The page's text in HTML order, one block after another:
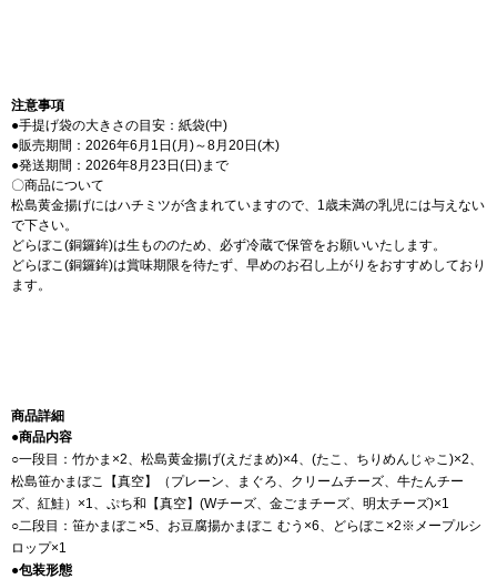
注意事項
●手提げ袋の大きさの目安：紙袋(中)
●販売期間：2026年6月1日(月)～8月20日(木)
●発送期間：2026年8月23日(日)まで
〇商品について
松島黄金揚げにはハチミツが含まれていますので、1歳未満の乳児には与えない
で下さい。
どらぼこ(銅鑼鉾)は生もののため、必ず冷蔵で保管をお願いいたします。
どらぼこ(銅鑼鉾)は賞味期限を待たず、早めのお召し上がりをおすすめしており
ます。
商品詳細
●商品内容
○一段目：竹かま×2、松島黄金揚げ(えだまめ)×4、(たこ、ちりめんじゃこ)×2、
松島笹かまぼこ【真空】（プレーン、まぐろ、クリームチーズ、牛たんチー
ズ、紅鮭）×1、ぷち和【真空】(Wチーズ、金ごまチーズ、明太チーズ)×1
○二段目：笹かまぼこ×5、お豆腐揚かまぼこ むう×6、どらぼこ×2※メープルシ
ロップ×1
●包装形態